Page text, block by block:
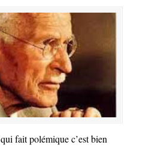
fait polémique c’est bien